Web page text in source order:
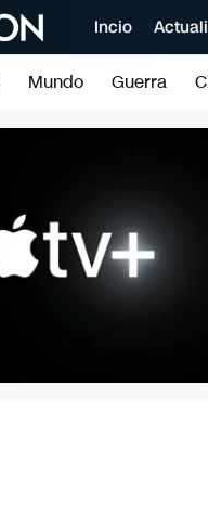
Incio
Mundo Guerra